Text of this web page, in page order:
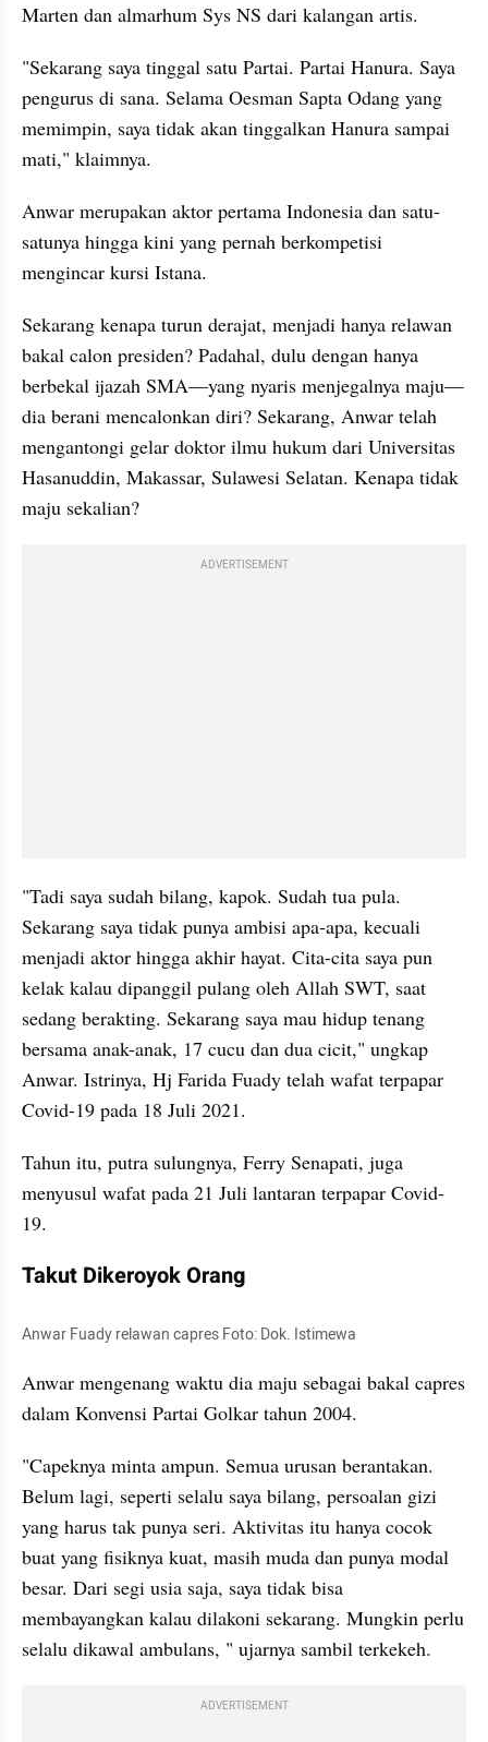
Marten dan almarhum Sys NS dari kalangan artis.
"Sekarang saya tinggal satu Partai. Partai Hanura. Saya
pengurus di sana. Selama Oesman Sapta Odang yang
memimpin, saya tidak akan tinggalkan Hanura sampai
mati," klaimnya.
Anwar merupakan aktor pertama Indonesia dan satu-
satunya hingga kini yang pernah berkompetisi
mengincar kursi Istana.
Sekarang kenapa turun derajat, menjadi hanya relawan
bakal calon presiden? Padahal, dulu dengan hanya
berbekal ijazah SMA—yang nyaris menjegalnya maju—
dia berani mencalonkan diri? Sekarang, Anwar telah
mengantongi gelar doktor ilmu hukum dari Universitas
Hasanuddin, Makassar, Sulawesi Selatan. Kenapa tidak
maju sekalian?
ADVERTISEMENT
"Tadi saya sudah bilang, kapok. Sudah tua pula.
Sekarang saya tidak punya ambisi apa-apa, kecuali
menjadi aktor hingga akhir hayat. Cita-cita saya pun
kelak kalau dipanggil pulang oleh Allah SWT, saat
sedang berakting. Sekarang saya mau hidup tenang
bersama anak-anak, 17 cucu dan dua cicit," ungkap
Anwar. Istrinya, Hj Farida Fuady telah wafat terpapar
Covid-19 pada 18 Juli 2021.
Tahun itu, putra sulungnya, Ferry Senapati, juga
menyusul wafat pada 21 Juli lantaran terpapar Covid-
19.
Takut Dikeroyok Orang
Anwar Fuady relawan capres Foto: Dok. Istimewa
Anwar mengenang waktu dia maju sebagai bakal capres
dalam Konvensi Partai Golkar tahun 2004.
"Capeknya minta ampun. Semua urusan berantakan.
Belum lagi, seperti selalu saya bilang, persoalan gizi
yang harus tak punya seri. Aktivitas itu hanya cocok
buat yang fisiknya kuat, masih muda dan punya modal
besar. Dari segi usia saja, saya tidak bisa
membayangkan kalau dilakoni sekarang. Mungkin perlu
selalu dikawal ambulans, " ujarnya sambil terkekeh.
ADVERTISEMENT